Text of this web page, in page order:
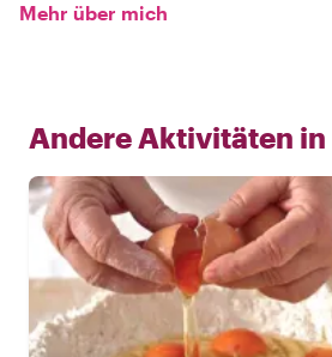
Mehr über mich
Andere Aktivitäten in